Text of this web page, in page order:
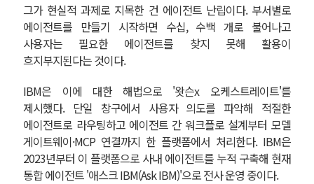
그가 현실적 과제로 지목한 건 에이전트 난립이다. 부서별로
에이전트를 만들기 시작하면 수십, 수백 개로 불어나고
사용자는 필요한 에이전트를 찾지 못해 활용이
흐지부지된다는 것이다.
IBM은 이에 대한 해법으로 '왓슨x 오케스트레이트'를
제시했다. 단일 창구에서 사용자 의도를 파악해 적절한
에이전트로 라우팅하고 에이전트 간 워크플로 설계부터 모델
게이트웨이·MCP 연결까지 한 플랫폼에서 처리한다. IBM은
2023년부터 이 플랫폼으로 사내 에이전트를 누적 구축해 현재
통합 에이전트 '애스크 IBM(Ask IBM)'으로 전사 운영 중이다.